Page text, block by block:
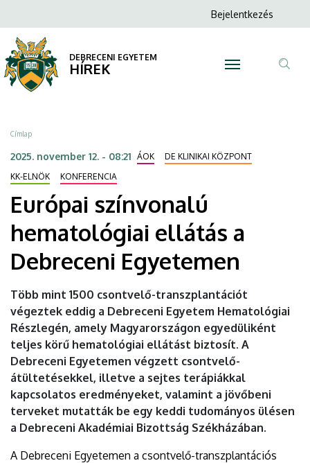
színvonalú
hematológiai
ellátás
a
Debreceni
Egyetemen
DEBRECENI
EGYETEM
a
tartalomra
Anonim
menüje
Bejelentkezés
DEBRECENI EGYETEM
HÍREK
Morzsa
Címlap
2025. november 12. - 08:21 ÁOK
DE KLINIKAI KÖZPONT
KK-ELNÖK
KONFERENCIA
Európai színvonalú
hematológiai ellátás a
Debreceni Egyetemen
Több mint 1500 csontvelő-transzplantációt
végeztek eddig a Debreceni Egyetem Hematológiai
Részlegén, amely Magyarországon egyedüliként
teljes körű hematológiai ellátást biztosít. A
Debreceni Egyetemen végzett csontvelő-
átültetésekkel, illetve a sejtes terápiákkal
kapcsolatos eredményeket, valamint a jövőbeni
terveket mutatták be egy keddi tudományos ülésen
a Debreceni Akadémiai Bizottság Székházában.
A Debreceni Egyetemen a csontvelő-transzplantációs